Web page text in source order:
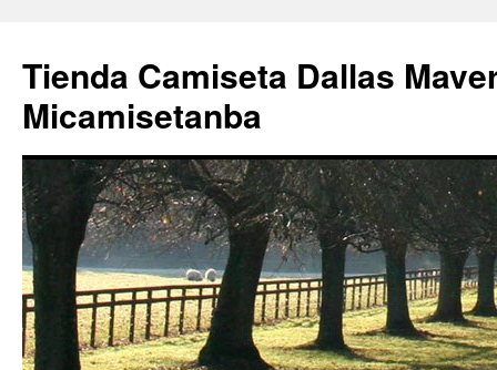
Tienda Camiseta Dallas
Micamisetanba